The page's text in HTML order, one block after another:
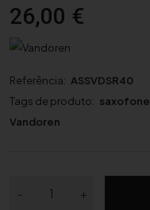
26,00 €
Referência: ASSVDSR40
Tags de produto: saxofone
Vandoren
- +